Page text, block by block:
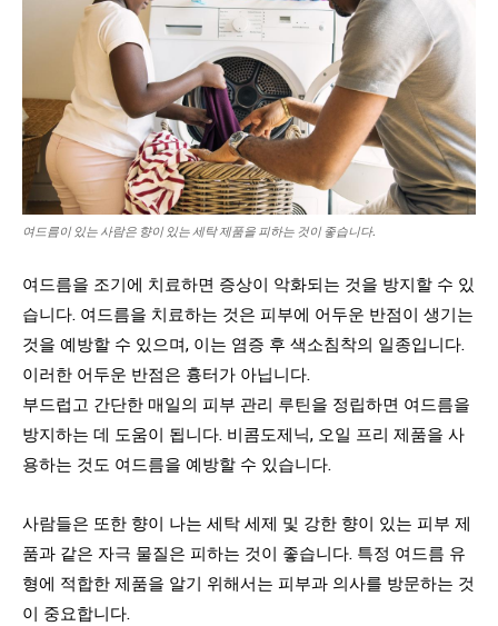
여드름이 있는 사람은 향이 있는 세탁 제품을 피하는 것이 좋습니다.
여드름을 조기에 치료하면 증상이 악화되는 것을 방지할 수 있
습니다. 여드름을 치료하는 것은 피부에 어두운 반점이 생기는
것을 예방할 수 있으며, 이는 염증 후 색소침착의 일종입니다.
이러한 어두운 반점은 흉터가 아닙니다.
부드럽고 간단한 매일의 피부 관리 루틴을 정립하면 여드름을
방지하는 데 도움이 됩니다. 비콤도제닉, 오일 프리 제품을 사
용하는 것도 여드름을 예방할 수 있습니다.
사람들은 또한 향이 나는 세탁 세제 및 강한 향이 있는 피부 제
품과 같은 자극 물질은 피하는 것이 좋습니다. 특정 여드름 유
형에 적합한 제품을 알기 위해서는 피부과 의사를 방문하는 것
이 중요합니다.